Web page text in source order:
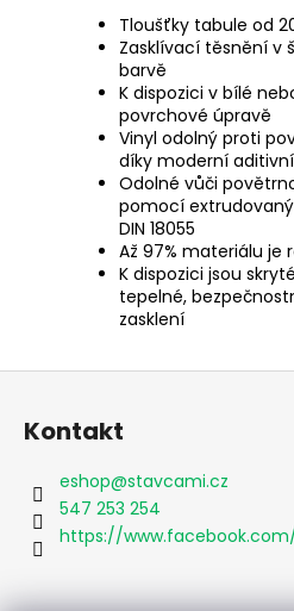
Tloušťky tabule od
Zasklívací těsnění v
barvě
K dispozici v bílé
povrchové úpravě
Vinyl odolný proti
díky moderní
Odolné vůči
pomocí
DIN 18055
Až 97% materiálu je
K dispozici jsou
tepelné,
zasklení
Kontakt
eshop@stavcami.cz
547 253 254
https://